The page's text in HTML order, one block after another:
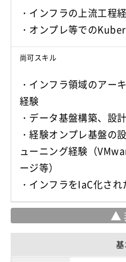
・インフラの上流工程
・オンプレ等での
尚可スキル
・インフラ領域のアー
経験
・データ基盤構築、設
・経験オンプレ基盤の
ューニング経験（
ージ等）
・インフラをIaC化さ